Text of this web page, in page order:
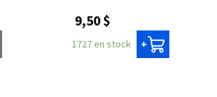
9,50 $
1727 en stock +